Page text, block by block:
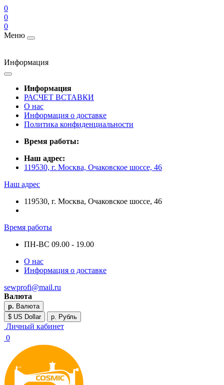
0
0
0
Меню
Информация
Информация
РАСЧЕТ ВСТАВКИ
О нас
Информация о доставке
Политика конфиденциальности
Время работы:
Наш адрес:
119530, г. Москва, Очаковское шоссе, 46
Наш адрес
119530, г. Москва, Очаковское шоссе, 46
Время работы
ПН-ВС 09.00 - 19.00
О нас
Информация о доставке
sewprofi@mail.ru
Валюта
р. Валюта
$ US Dollar
р. Рубль
Личный кабинет
0